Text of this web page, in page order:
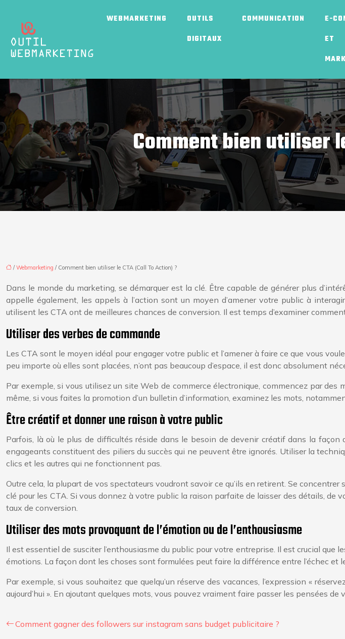
WEBMARKETING
OUTILS
DIGITAUX
COMMUNICATION
E-
ET
Comment bien utiliser
/Webmarketing / Comment bien utiliser le CTA (Call To Action) ?
Dans le monde du marketing, se démarquer est la clé. Être capable de générer plus
appelle également, les appels à l’action sont un moyen d’amener votre public à
utilisent les CTA ont de meilleures chances de conversion. Il est temps d’examiner
Utiliser des verbes de commande
Les CTA sont le moyen idéal pour engager votre public et l’amener à faire ce que vous
peu importe où elles sont placées, n’ont pas beaucoup d’espace, il est donc absolument
Par exemple, si vous utilisez un site Web de commerce électronique, commencez par
même, si vous faites la promotion d’un bulletin d’information, examinez les mots,
Être créatif et donner une raison à votre public
Parfois, là où le plus de difficultés réside dans le besoin de devenir créatif dans la
engageants constituent des piliers du succès qui ne peuvent être ignorés. Utiliser la
clics et les autres qui ne fonctionnent pas.
Outre cela, la plupart de vos spectateurs voudront savoir ce qu’ils en retirent. Se
clé pour les CTA. Si vous donnez à votre public la raison parfaite de laisser des détails, de
taux de conversion.
Utiliser des mots provoquant de l’émotion ou de l’enthousiasme
Il est essentiel de susciter l’enthousiasme du public pour votre entreprise. Il est crucial que
émotions. La façon dont les choses sont formulées peut faire la différence entre l’échec et
Par exemple, si vous souhaitez que quelqu’un réserve des vacances, l’expression «
aujourd’hui ». En ajoutant quelques mots, vous pouvez vraiment faire passer les pensées de
Comment gagner des followers sur instagram sans budget publicitaire ?